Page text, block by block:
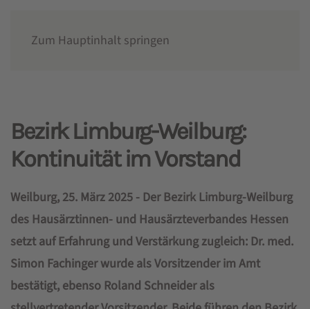
Zum Hauptinhalt springen
Bezirk Limburg-Weilburg:
Kontinuität im Vorstand
Weilburg, 25. März 2025 - Der Bezirk Limburg-Weilburg
des Hausärztinnen- und Hausärzteverbandes Hessen
setzt auf Erfahrung und Verstärkung zugleich: Dr. med.
Simon Fachinger wurde als Vorsitzender im Amt
bestätigt, ebenso Roland Schneider als